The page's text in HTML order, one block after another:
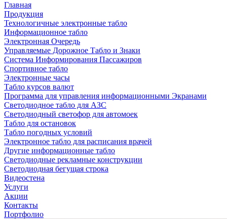
Главная
Продукция
Технологичные электронные табло
Информационное табло
Электронная Очередь
Управляемые Дорожное Табло и Знаки
Система Информирования Пассажиров
Спортивное табло
Электронные часы
Табло курсов валют
Программа для управления информационными Экранами
Светодиодное табло для АЗС
Светодиодный светофор для автомоек
Табло для остановок
Табло погодных условий
Электронное табло для расписания врачей
Другие информационные табло
Светодиодные рекламные конструкции
Светодиодная бегущая строка
Видеостена
Услуги
Акции
Контакты
Портфолио